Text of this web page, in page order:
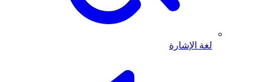
لغة الإشارة